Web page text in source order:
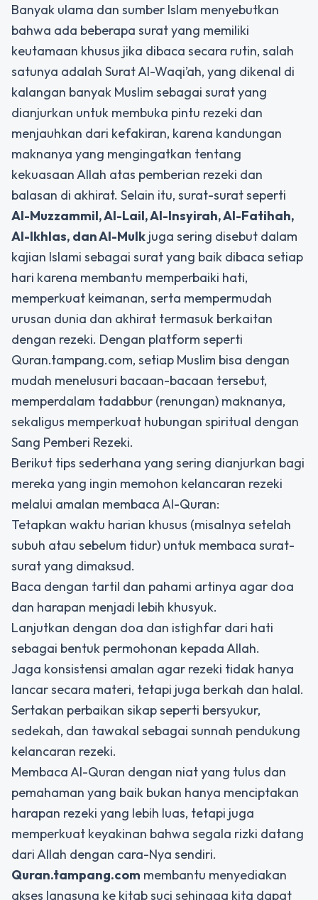
Banyak ulama dan sumber Islam menyebutkan
bahwa ada beberapa surat yang memiliki
keutamaan khusus jika dibaca secara rutin, salah
satunya adalah Surat Al-Waqi’ah, yang dikenal di
kalangan banyak Muslim sebagai surat yang
dianjurkan untuk membuka pintu rezeki dan
menjauhkan dari kefakiran, karena kandungan
maknanya yang mengingatkan tentang
kekuasaan Allah atas pemberian rezeki dan
balasan di akhirat. Selain itu, surat-surat seperti
Al-Muzzammil, Al-Lail, Al-Insyirah, Al-Fatihah,
Al-Ikhlas, dan Al-Mulk juga sering disebut dalam
kajian Islami sebagai surat yang baik dibaca setiap
hari karena membantu memperbaiki hati,
memperkuat keimanan, serta mempermudah
urusan dunia dan akhirat termasuk berkaitan
dengan rezeki. Dengan platform seperti
Quran.tampang.com, setiap Muslim bisa dengan
mudah menelusuri bacaan-bacaan tersebut,
memperdalam tadabbur (renungan) maknanya,
sekaligus memperkuat hubungan spiritual dengan
Sang Pemberi Rezeki.
Berikut tips sederhana yang sering dianjurkan bagi
mereka yang ingin memohon kelancaran rezeki
melalui amalan membaca Al-Quran:
Tetapkan waktu harian khusus (misalnya setelah
subuh atau sebelum tidur) untuk membaca surat-
surat yang dimaksud.
Baca dengan tartil dan pahami artinya agar doa
dan harapan menjadi lebih khusyuk.
Lanjutkan dengan doa dan istighfar dari hati
sebagai bentuk permohonan kepada Allah.
Jaga konsistensi amalan agar rezeki tidak hanya
lancar secara materi, tetapi juga berkah dan halal.
Sertakan perbaikan sikap seperti bersyukur,
sedekah, dan tawakal sebagai sunnah pendukung
kelancaran rezeki.
Membaca Al-Quran dengan niat yang tulus dan
pemahaman yang baik bukan hanya menciptakan
harapan rezeki yang lebih luas, tetapi juga
memperkuat keyakinan bahwa segala rizki datang
dari Allah dengan cara-Nya sendiri.
Quran.tampang.com membantu menyediakan
akses langsung ke kitab suci sehingga kita dapat